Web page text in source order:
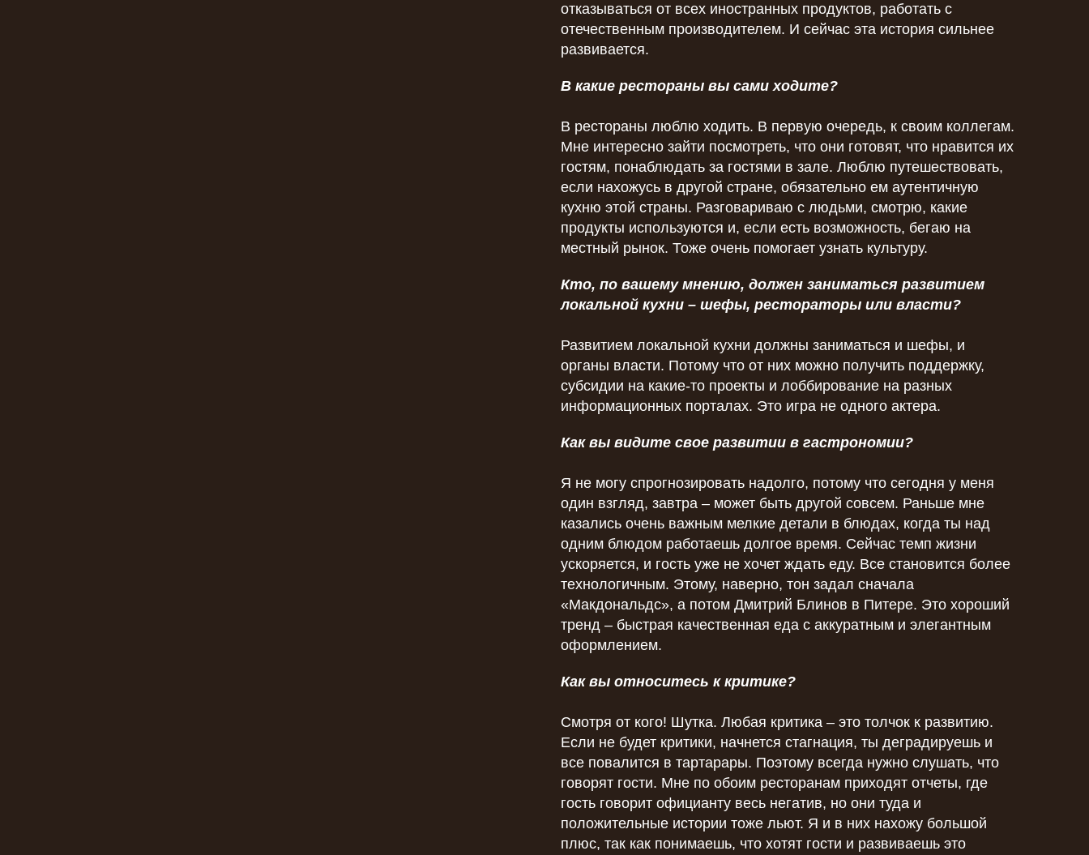
отказываться от всех иностранных продуктов, работать с
отечественным производителем. И сейчас эта история сильнее
развивается.
В какие рестораны вы сами ходите?
В рестораны люблю ходить. В первую очередь, к своим коллегам.
Мне интересно зайти посмотреть, что они готовят, что нравится их
гостям, понаблюдать за гостями в зале. Люблю путешествовать,
если нахожусь в другой стране, обязательно ем аутентичную
кухню этой страны. Разговариваю с людьми, смотрю, какие
продукты используются и, если есть возможность, бегаю на
местный рынок. Тоже очень помогает узнать культуру.
Кто, по вашему мнению, должен заниматься развитием
локальной кухни – шефы, рестораторы или власти?
Развитием локальной кухни должны заниматься и шефы, и
органы власти. Потому что от них можно получить поддержку,
субсидии на какие-то проекты и лоббирование на разных
информационных порталах. Это игра не одного актера.
Как вы видите свое развитии в гастрономии?
Я не могу спрогнозировать надолго, потому что сегодня у меня
один взгляд, завтра – может быть другой совсем. Раньше мне
казались очень важным мелкие детали в блюдах, когда ты над
одним блюдом работаешь долгое время. Сейчас темп жизни
ускоряется, и гость уже не хочет ждать еду. Все становится более
технологичным. Этому, наверно, тон задал сначала
«Макдональдс», а потом Дмитрий Блинов в Питере. Это хороший
тренд – быстрая качественная еда с аккуратным и элегантным
оформлением.
Как вы относитесь к критике?
Смотря от кого! Шутка. Любая критика – это толчок к развитию.
Если не будет критики, начнется стагнация, ты деградируешь и
все повалится в тартарары. Поэтому всегда нужно слушать, что
говорят гости. Мне по обоим ресторанам приходят отчеты, где
гость говорит официанту весь негатив, но они туда и
положительные истории тоже льют. Я и в них нахожу большой
плюс, так как понимаешь, что хотят гости и развиваешь это